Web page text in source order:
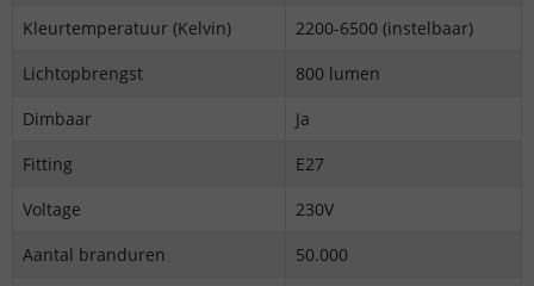
Kleurtemperatuur (Kelvin)
2200-6500 (instelbaar)
Lichtopbrengst
800 lumen
Dimbaar
Ja
Fitting
E27
Voltage
230V
Aantal branduren
50.000